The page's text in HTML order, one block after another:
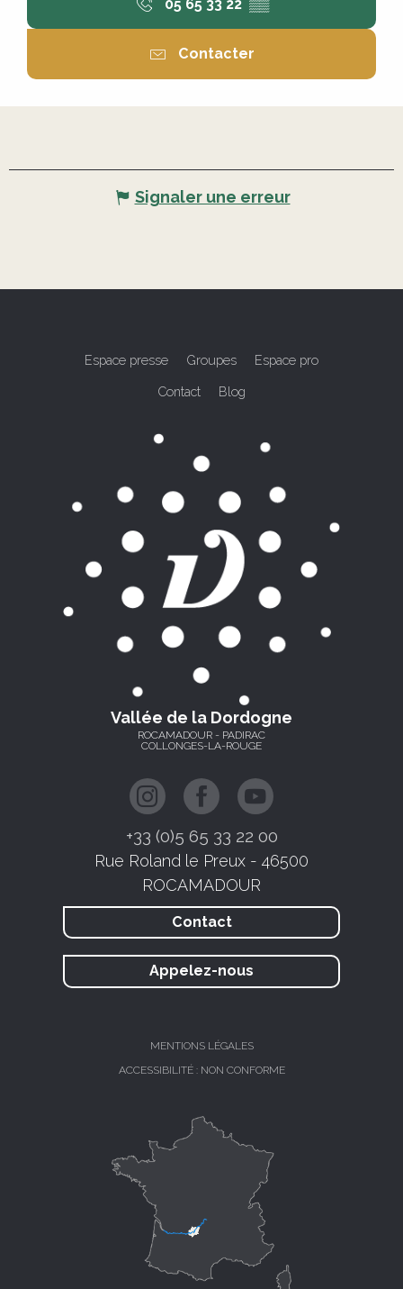
05 65 33 22 ▒▒
Contacter
Signaler une erreur
Espace presse Groupes Espace pro
Contact Blog
Vallée de la Dordogne
ROCAMADOUR - PADIRAC
COLLONGES-LA-ROUGE
+33 (0)5 65 33 22 00
Rue Roland le Preux - 46500
ROCAMADOUR
Contact
Appelez-nous
MENTIONS LÉGALES
ACCESSIBILITÉ : NON CONFORME